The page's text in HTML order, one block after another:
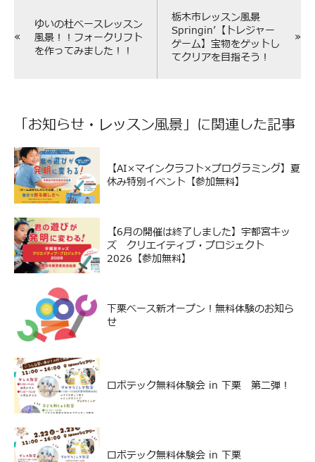
«
ゆいの杜ベースレッスン
風景！！フォークリフト
を作ってみました！！
栃木市レッスン風景
Springin’【トレジャー
ゲーム】宝物をゲットし
てクリアを目指そう！
»
「お知らせ ・ レッスン風景」に関連した記事
【AI×マインクラフト×プログラミング】夏
休み特別イベント【参加無料】
【6月の開催は終了しました】宇都宮キッ
ズ クリエイティブ・プロジェクト
2026【参加無料】
下栗ベース新オープン！無料体験のお知ら
せ
ロボテック無料体験会 in 下栗 第二弾！
ロボテック無料体験会 in 下栗